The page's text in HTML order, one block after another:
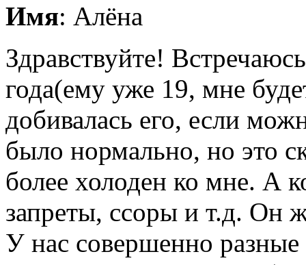
Имя: Алёна
Здравствуйте!
года(ему уже 19, мне
добивалась его, если
было нормально, но это
более холоден ко мне. А
запреты, ссоры и т.д. Он
У нас совершенно